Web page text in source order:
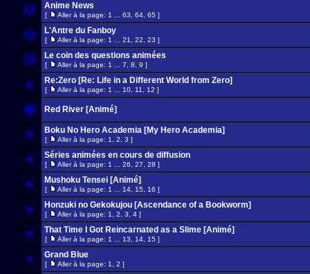
Anime News
[ Aller à la page: 1 63 64 65 ]
L'Antre du Fanboy
[ Aller à la page: 1 21 22 23 ]
Le coin des questions animées
[ Aller à la page: 1 7 8 9 ]
Re:Zero [Re: Life in a Different World from Zero]
[ Aller à la page: 1 10 11 12 ]
Red River [Animé]
Boku No Hero Academia [My Hero Academia]
[ Aller à la page: 1 2 3 ]
Séries animées en cours de diffusion
[ Aller à la page: 1 26 27 28 ]
Mushoku Tensei [Animé]
[ Aller à la page: 1 14 15 16 ]
Honzuki no Gekokujou [Ascendance of a Bookworm]
[ Aller à la page: 1 2 3 4 ]
That Time I Got Reincarnated as a Slime [Animé]
[ Aller à la page: 1 13 14 15 ]
Grand Blue
[ Aller à la page: 1 2 ]